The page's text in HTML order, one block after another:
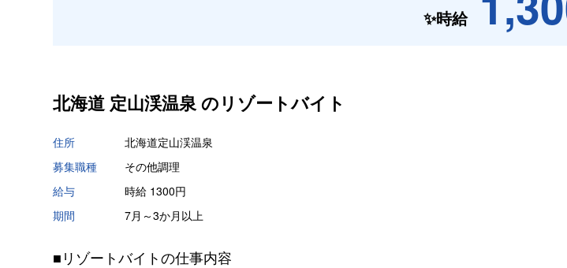
✨時給
北海道 定山渓温泉 のリゾートバイト
住所
北海道定山渓温泉
募集職種
その他調理
給与
時給 1300円
期間
7月～3か月以上
■リゾートバイトの仕事内容